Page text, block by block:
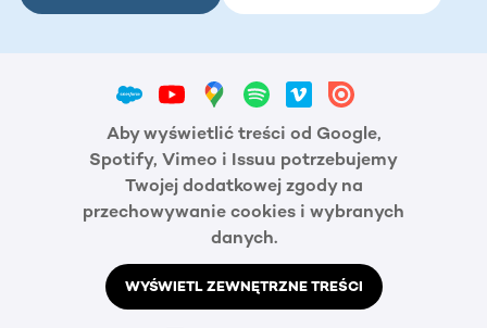
Aby wyświetlić treści od Google,
Spotify, Vimeo i Issuu potrzebujemy
Twojej dodatkowej zgody na
przechowywanie cookies i wybranych
danych.
WYŚWIETL ZEWNĘTRZNE TREŚCI